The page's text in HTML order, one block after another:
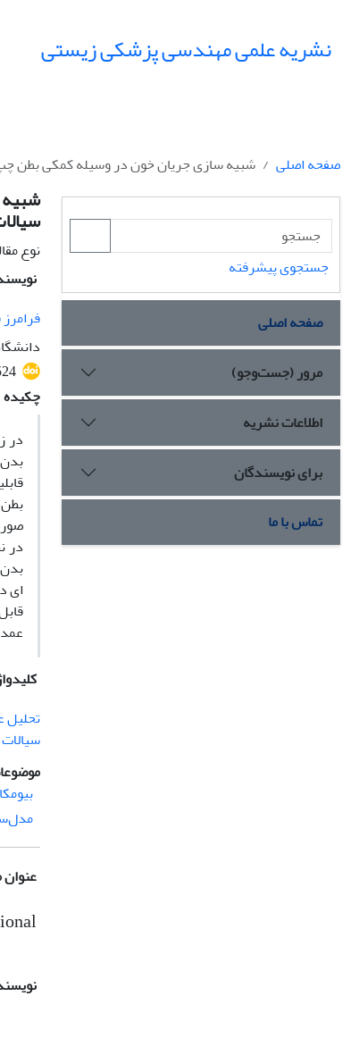
نشریه علمی مهندسی پزشکی زیستی
صفحه اصلی شبیه سازی جریان خون در وسیله کمکی بطن چپ
نوع
چکیده
در
ای
عنوان
جستجوی پیشرفته
صفحه اصلی
مرور (جست‌وجو)
اطلاعات نشریه
برای نویسندگان
تماس با ما